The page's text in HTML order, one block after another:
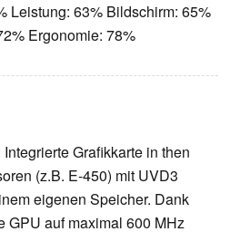
Leistung: 63% Bildschirm: 65%
Ergonomie: 78%
Integrierte Grafikkarte in then
(z.B. E-450) mit UVD3
eigenen Speicher. Dank
GPU auf maximal 600 MHz